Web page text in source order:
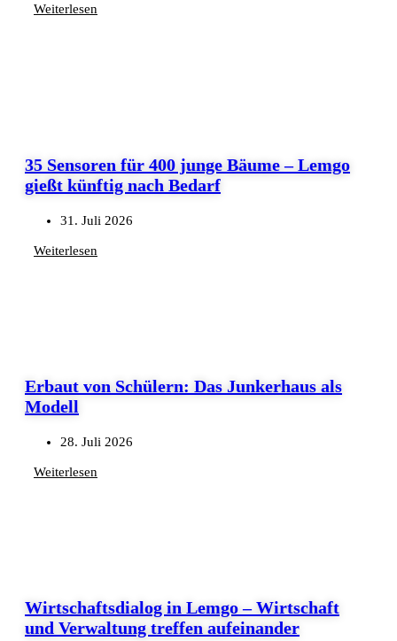
Weiterlesen
35 Sensoren für 400 junge Bäume – Lemgo
gießt künftig nach Bedarf
31. Juli 2026
Weiterlesen
Erbaut von Schülern: Das Junkerhaus als
Modell
28. Juli 2026
Weiterlesen
Wirtschaftsdialog in Lemgo – Wirtschaft
und Verwaltung treffen aufeinander